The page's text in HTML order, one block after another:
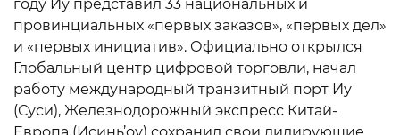
году Иу представил 33 национальных и
провинциальных «первых заказов», «первых дел»
и «первых инициатив». Официально открылся
Глобальный центр цифровой торговли, начал
работу международный транзитный порт Иу
(Суси), Железнодорожный экспресс Китай-